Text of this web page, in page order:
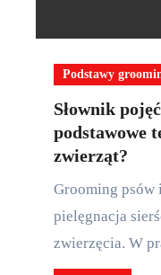
Podstawy
Słownik
podstawowe
zwierząt?
Grooming psów i kotów to profesjonalna
pielęgnacja
zwierzęcia. W